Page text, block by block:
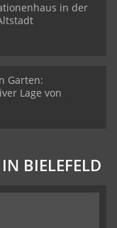
in der
Garten:
Lage von
BIELEFELD